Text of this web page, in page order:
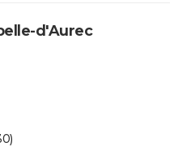
d'Aurec